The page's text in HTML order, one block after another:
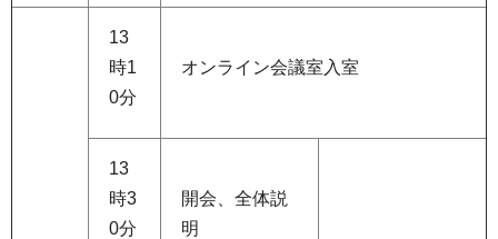
13
時1
0分
オンライン会議室入室
13
時3
0分
開会、全体説
明